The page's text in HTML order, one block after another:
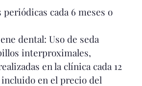
periódicas cada 6 meses o
dental: Uso de seda
interproximales,
en la clínica cada 12
en el precio del